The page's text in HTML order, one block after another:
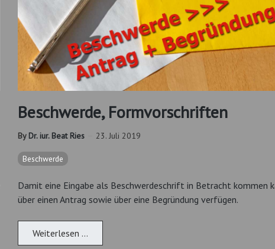
Beschwerde, Formvorschriften
By Dr. iur. Beat Ries 23. Juli 2019
Beschwerde
Damit eine Eingabe als Beschwerdeschrift in Betracht kommen
über einen Antrag sowie über eine Begründung verfügen.
Weiterlesen …